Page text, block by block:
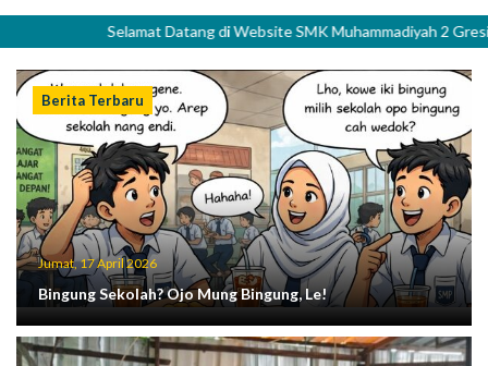
Selamat Datang di Website SMK Muhammadiyah 2 Gresik.
Berita Terbaru
Jumat, 17 April 2026
Bingung Sekolah? Ojo Mung Bingung, Le!